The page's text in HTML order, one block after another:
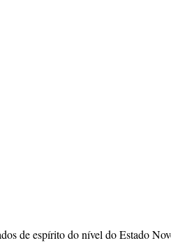
de espírito do nível do Estado